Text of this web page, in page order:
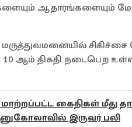
ஆதாரங்களையும்
சிகிச்சை
ஆம் திகதி நடைபெற
மாற்றப்பட்ட கைதிகள் மீது
இருவர் பலி